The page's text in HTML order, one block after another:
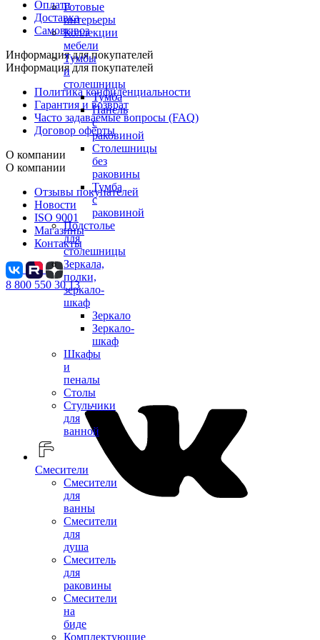
Готовые
интерьеры
Коллекции
мебели
Тумбы
и
столешницы
Тумба
Панель
с
раковиной
Столешницы
без
раковины
Тумба
с
раковиной
Подстолье
для
столешницы
Зеркала,
полки,
зеркало-
шкаф
Зеркало
Зеркало-
шкаф
Шкафы
и
пеналы
Столы
Стульчики
для
ванной
Смесители
Смесители
для
ванны
Смесители
для
душа
Смеситель
для
раковины
Смесители
на
биде
Комплектующие
Оплата
Доставка
Самовывоз
Информация для покупателей
Информация для покупателей
Политика конфиденциальности
Гарантия и возврат
Часто задаваемые вопросы (FAQ)
Договор оферты
О компании
О компании
Отзывы покупателей
Новости
ISO 9001
Магазины
Контакты
8 800 550 30 13